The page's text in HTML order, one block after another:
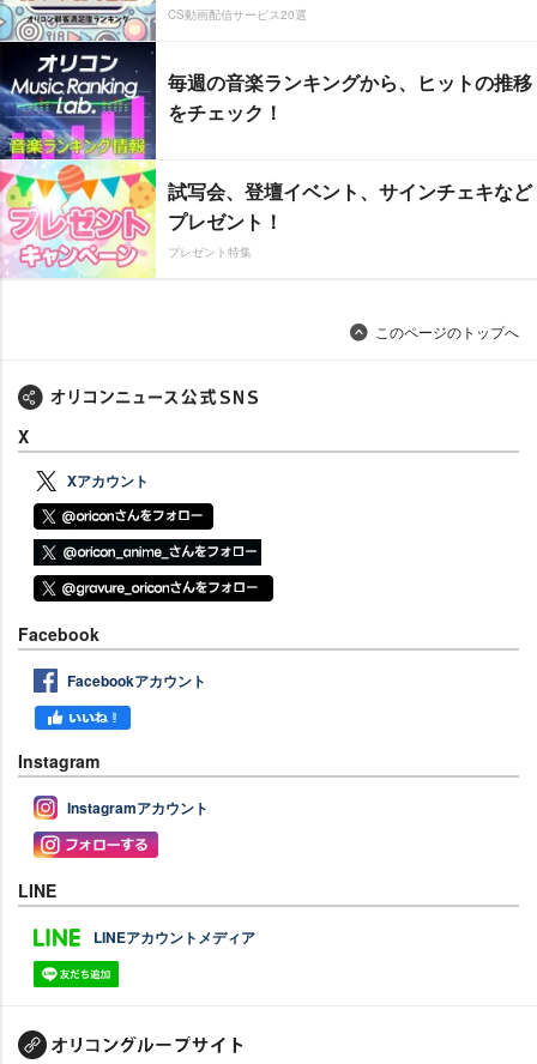
CS動画配信サービス20選
毎週の音楽ランキングから、ヒットの推移
をチェック！
試写会、登壇イベント、サインチェキなど
プレゼント！
プレゼント特集
このページのトップへ
X
Xアカウント
Facebook
Facebookアカウント
Instagram
Instagramアカウント
LINE
LINEアカウントメディア